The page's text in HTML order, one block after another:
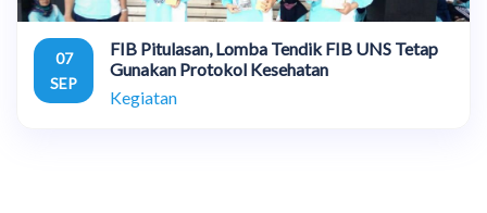
07
SEP
FIB Pitulasan, Lomba Tendik FIB UNS Tetap
Gunakan Protokol Kesehatan
Kegiatan